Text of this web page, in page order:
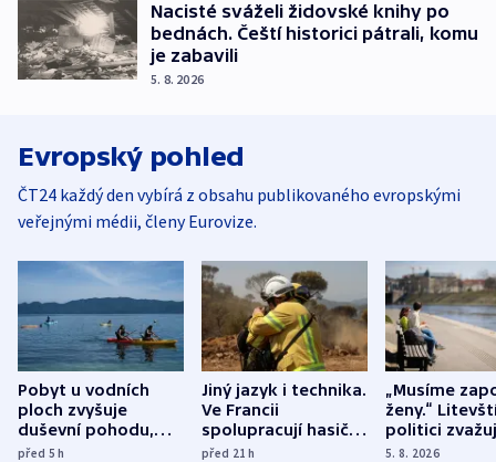
Nacisté sváželi židovské knihy po
bednách. Čeští historici pátrali, komu
je zabavili
5. 8. 2026
Evropský pohled
ČT24 každý den vybírá z obsahu publikovaného evropskými
veřejnými médii, členy Eurovize.
Pobyt u vodních
ploch zvyšuje
duševní pohodu,
ukázala
před 5h
Jiný jazyk i technika.
Ve Francii
spolupracují hasiči z
různých zemí
před 21h
„Musíme
ženy.“
politici
dohodu o
5. 8. 2026